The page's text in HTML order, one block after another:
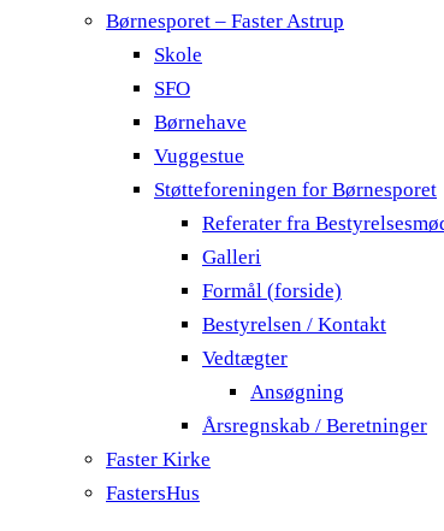
Børnesporet – Faster Astrup
Skole
SFO
Børnehave
Vuggestue
Støtteforeningen for Børnesporet
Referater fra
Galleri
Formål (forside)
Bestyrelsen / Kontakt
Vedtægter
Ansøgning
Årsregnskab / Beretninger
Faster Kirke
FastersHus